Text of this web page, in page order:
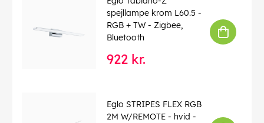
spejllampe krom L60.5 -
RGB + TW - Zigbee,
Bluetooth
922 kr.
Eglo STRIPES FLEX RGB
2M W/REMOTE - hvid -